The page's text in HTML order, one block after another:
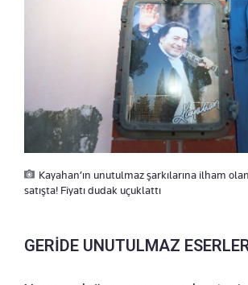
Kayahan’ın unutulmaz şarkılarına ilham
satışta! Fiyatı dudak uçuklattı
GERİDE UNUTULMAZ